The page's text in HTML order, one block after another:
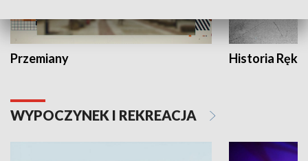
Przemiany Historia Ręką
WYPOCZYNEK I REKREACJA